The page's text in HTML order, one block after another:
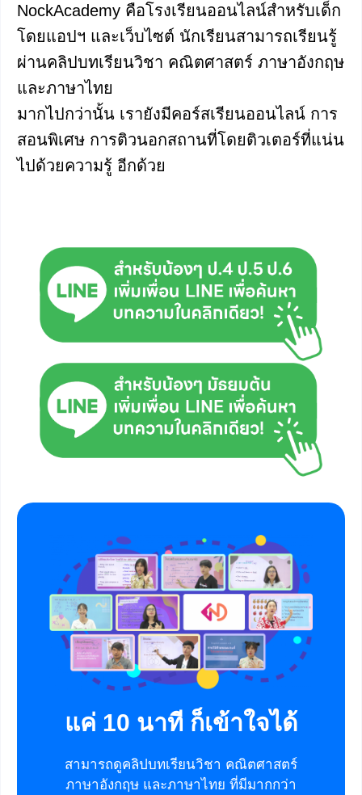
NockAcademy คือโรงเรียนออนไลน์สำหรับเด็ก
โดยแอปฯ และเว็บไซต์ นักเรียนสามารถเรียนรู้
ผ่านคลิปบทเรียนวิชา คณิตศาสตร์ ภาษาอังกฤษ
และภาษาไทย
มากไปกว่านั้น เรายังมีคอร์สเรียนออนไลน์ การ
สอนพิเศษ การติวนอกสถานที่โดยติวเตอร์ที่แน่น
ไปด้วยความรู้ อีกด้วย
แค่ 10 นาที ก็เข้าใจได้
สามารถดูคลิปบทเรียนวิชา คณิตศาสตร์
ภาษาอังกฤษ และภาษาไทย ที่มีมากกว่า